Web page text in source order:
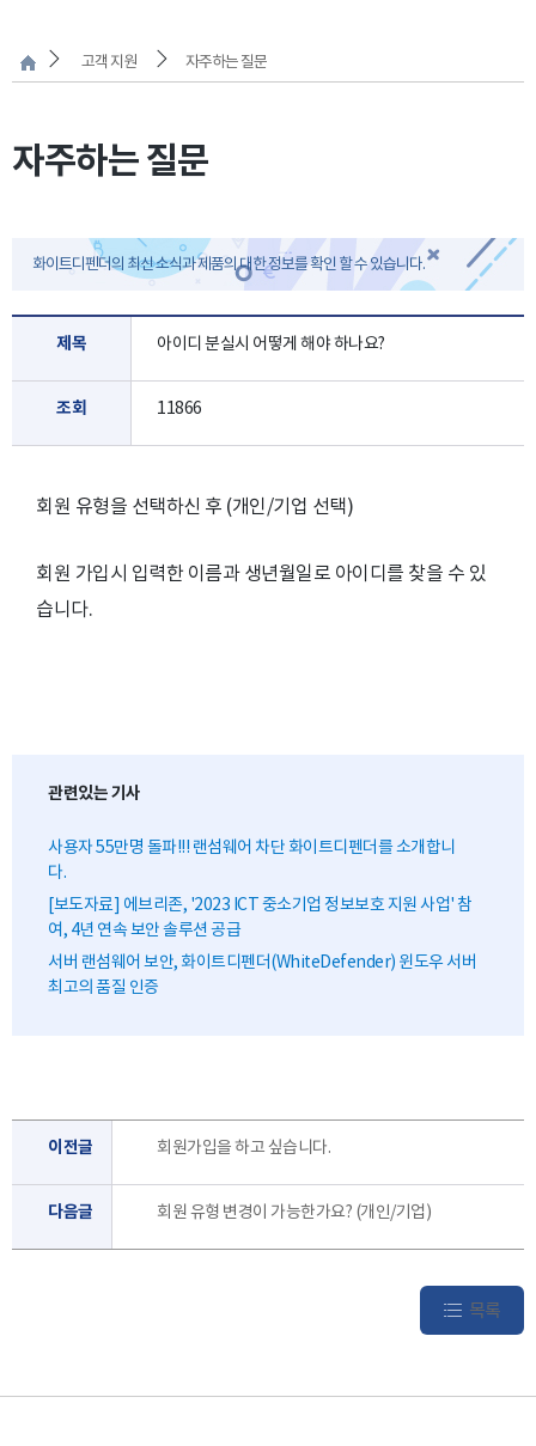
고객 지원 자주하는 질문
자주하는 질문
화이트디펜더의 최신 소식과 제품의 대한 정보를 확인 할 수 있습니다.
제목 아이디 분실시 어떻게 해야 하나요?
조회 11866
회원 유형을 선택하신 후 (개인/기업 선택)
회원 가입시 입력한 이름과 생년월일로 아이디를 찾을 수 있
습니다.
관련있는 기사
사용자 55만명 돌파!!! 랜섬웨어 차단 화이트디펜더를 소개합니
다.
[보도자료] 에브리존, '2023 ICT 중소기업 정보보호 지원 사업' 참
여, 4년 연속 보안 솔루션 공급
서버 랜섬웨어 보안, 화이트디펜더(WhiteDefender) 윈도우 서버
최고의 품질 인증
이전글 회원가입을 하고 싶습니다.
다음글 회원 유형 변경이 가능한가요? (개인/기업)
목록